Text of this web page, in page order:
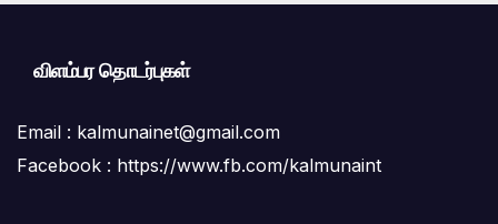
விளம்பர தொடர்புகள்
Email : kalmunainet@gmail.com
Facebook : https://www.fb.com/kalmunaint